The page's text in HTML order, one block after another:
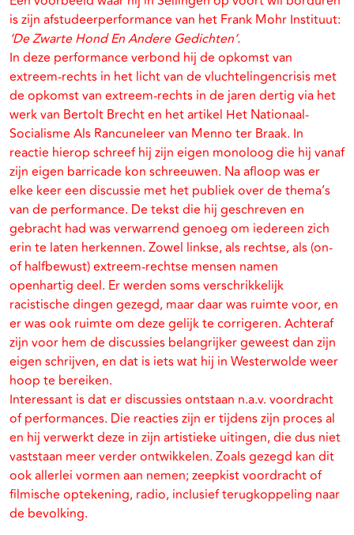
is zijn afstudeerperformance van het Frank Mohr Instituut:
‘De Zwarte Hond En Andere Gedichten’.
In deze performance verbond hij de opkomst van
extreem-rechts in het licht van de vluchtelingencrisis met
de opkomst van extreem-rechts in de jaren dertig via het
werk van Bertolt Brecht en het artikel Het Nationaal-
Socialisme Als Rancuneleer van Menno ter Braak. In
reactie hierop schreef hij zijn eigen monoloog die hij vanaf
zijn eigen barricade kon schreeuwen. Na afloop was er
elke keer een discussie met het publiek over de thema’s
van de performance. De tekst die hij geschreven en
gebracht had was verwarrend genoeg om iedereen zich
erin te laten herkennen. Zowel linkse, als rechtse, als (on-
of halfbewust) extreem-rechtse mensen namen
openhartig deel. Er werden soms verschrikkelijk
racistische dingen gezegd, maar daar was ruimte voor, en
er was ook ruimte om deze gelijk te corrigeren. Achteraf
zijn voor hem de discussies belangrijker geweest dan zijn
eigen schrijven, en dat is iets wat hij in Westerwolde weer
hoop te bereiken.
Interessant is dat er discussies ontstaan n.a.v. voordracht
of performances. Die reacties zijn er tijdens zijn proces al
en hij verwerkt deze in zijn artistieke uitingen, die dus niet
vaststaan meer verder ontwikkelen. Zoals gezegd kan dit
ook allerlei vormen aan nemen; zeepkist voordracht of
filmische optekening, radio, inclusief terugkoppeling naar
de bevolking.